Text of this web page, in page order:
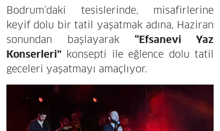
Bodrum’daki tesislerinde, misafirlerine
keyif dolu bir tatil yaşatmak adına, Haziran
sonundan başlayarak“Efsanevi Yaz
Konserleri”konsepti ile eğlence dolu tatil
geceleri yaşatmayı amaçlıyor.